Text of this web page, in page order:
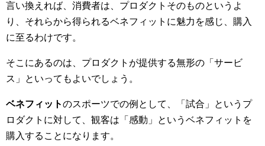
言い換えれば、消費者は、プロダクトそのものというよ
り、それらから得られるベネフィットに魅力を感じ、購入
に至るわけです。
そこにあるのは、プロダクトが提供する無形の「サービ
ス」といってもよいでしょう。
ベネフィットのスポーツでの例として、「試合」というプ
ロダクトに対して、観客は「感動」というベネフィットを
購入することになります。